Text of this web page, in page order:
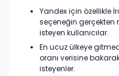
Yandex için özellikle
seçeneğin gerçekten
isteyen kullanıcılar.
En ucuz ülkeye
oranı verisine
isteyenler.